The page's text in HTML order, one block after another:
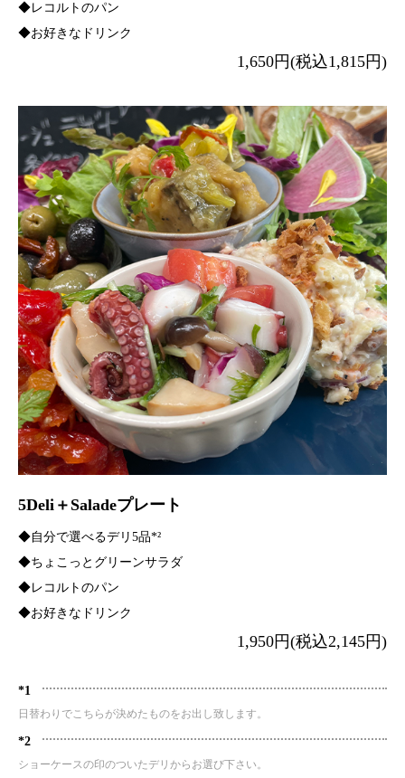
◆レコルトのパン
◆お好きなドリンク
1,650円(税込1,815円)
5Deli＋Saladeプレート
◆自分で選べるデリ5品*²
◆ちょこっとグリーンサラダ
◆レコルトのパン
◆お好きなドリンク
1,950円(税込2,145円)
*1
日替わりでこちらが決めたものをお出し致します。
*2
ショーケースの印のついたデリからお選び下さい。